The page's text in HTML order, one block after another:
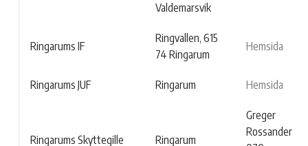
Valdemarsvik
Ringarums IF
Ringvallen, 615
74 Ringarum
Hemsida
Ringarums JUF Ringarum Hemsida
Ringarums Skyttegille Ringarum
Greger
Rossander